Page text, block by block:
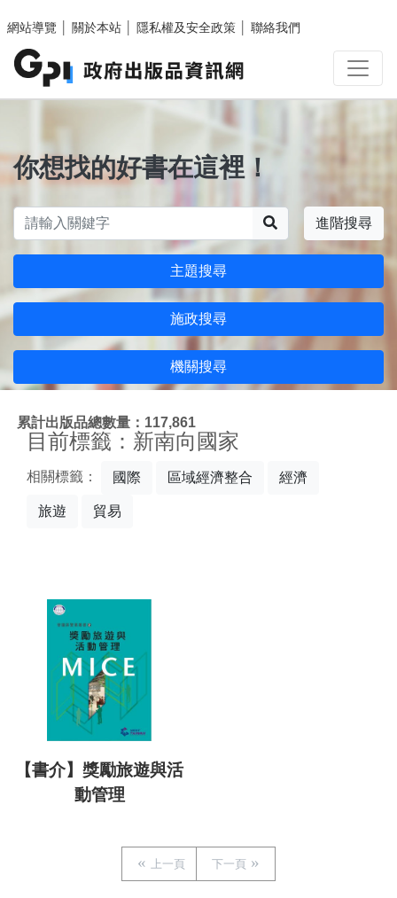
網站導覽
關於本站 隱私權及安全政策 聯絡我們
你想找的好書在這裡！
進階搜尋
主題搜尋
施政搜尋
機關搜尋
累計出版品總數量：117,861
目前標籤：新南向國家
相關標籤： 國際 區域經濟整合 經濟
旅遊 貿易
【書介】獎勵旅遊與活
動管理
上一頁 下一頁